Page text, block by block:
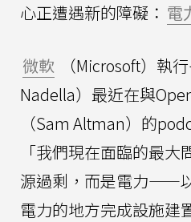
心正遭遇新的障礙： 電
微軟
（Microsoft）執
Nadella）最近在與
（Sam Altman）的
「我們現在面臨的最
源過剩，而是電力——
電力的地方完成設施建